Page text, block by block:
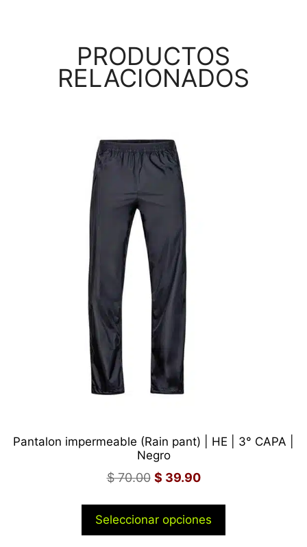
PRODUCTOS
RELACIONADOS
Pantalon impermeable (Rain pant) | HE | 3° CAPA |
Negro
$70.00 $ 39.90
Seleccionar opciones